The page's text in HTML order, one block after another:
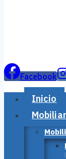
Facebook
Inicio